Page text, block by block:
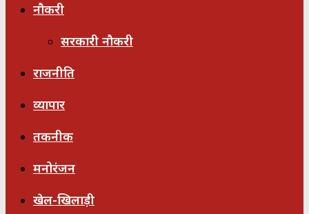
नौकरी
सरकारी नौकरी
राजनीति
व्यापार
तकनीक
मनोरंजन
खेल-खिलाड़ी